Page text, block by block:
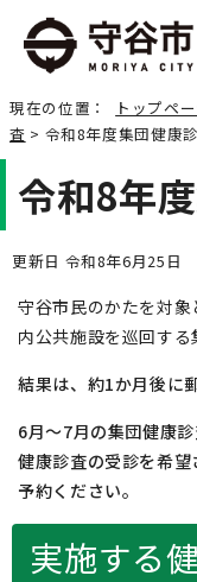
現在の位置： トップペ
査 > 令和8年度集団健康
令和8年
更新日 令和8年6月25日
守谷市民のかたを対
内公共施設を巡回する
結果は、約1か月後に
6月～7月の集団健康
健康診査の受診を希
予約ください。
実施する